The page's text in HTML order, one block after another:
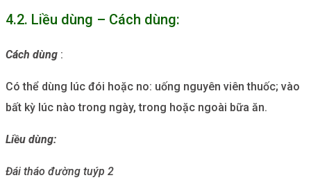
4.2. Liều dùng – Cách dùng:
Cách dùng :
Có thể dùng lúc đói hoặc no: uống nguyên viên thuốc; vào
bất kỳ lúc nào trong ngày, trong hoặc ngoài bữa ăn.
Liều dùng:
Đái tháo đường tuýp 2